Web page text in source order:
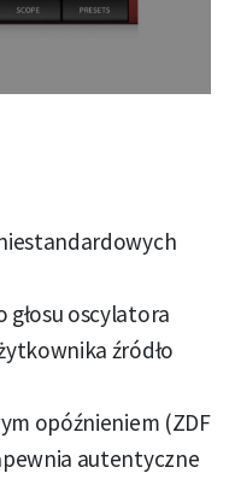
oscylatora
źródło
opóźnieniem (ZDF
autentyczne